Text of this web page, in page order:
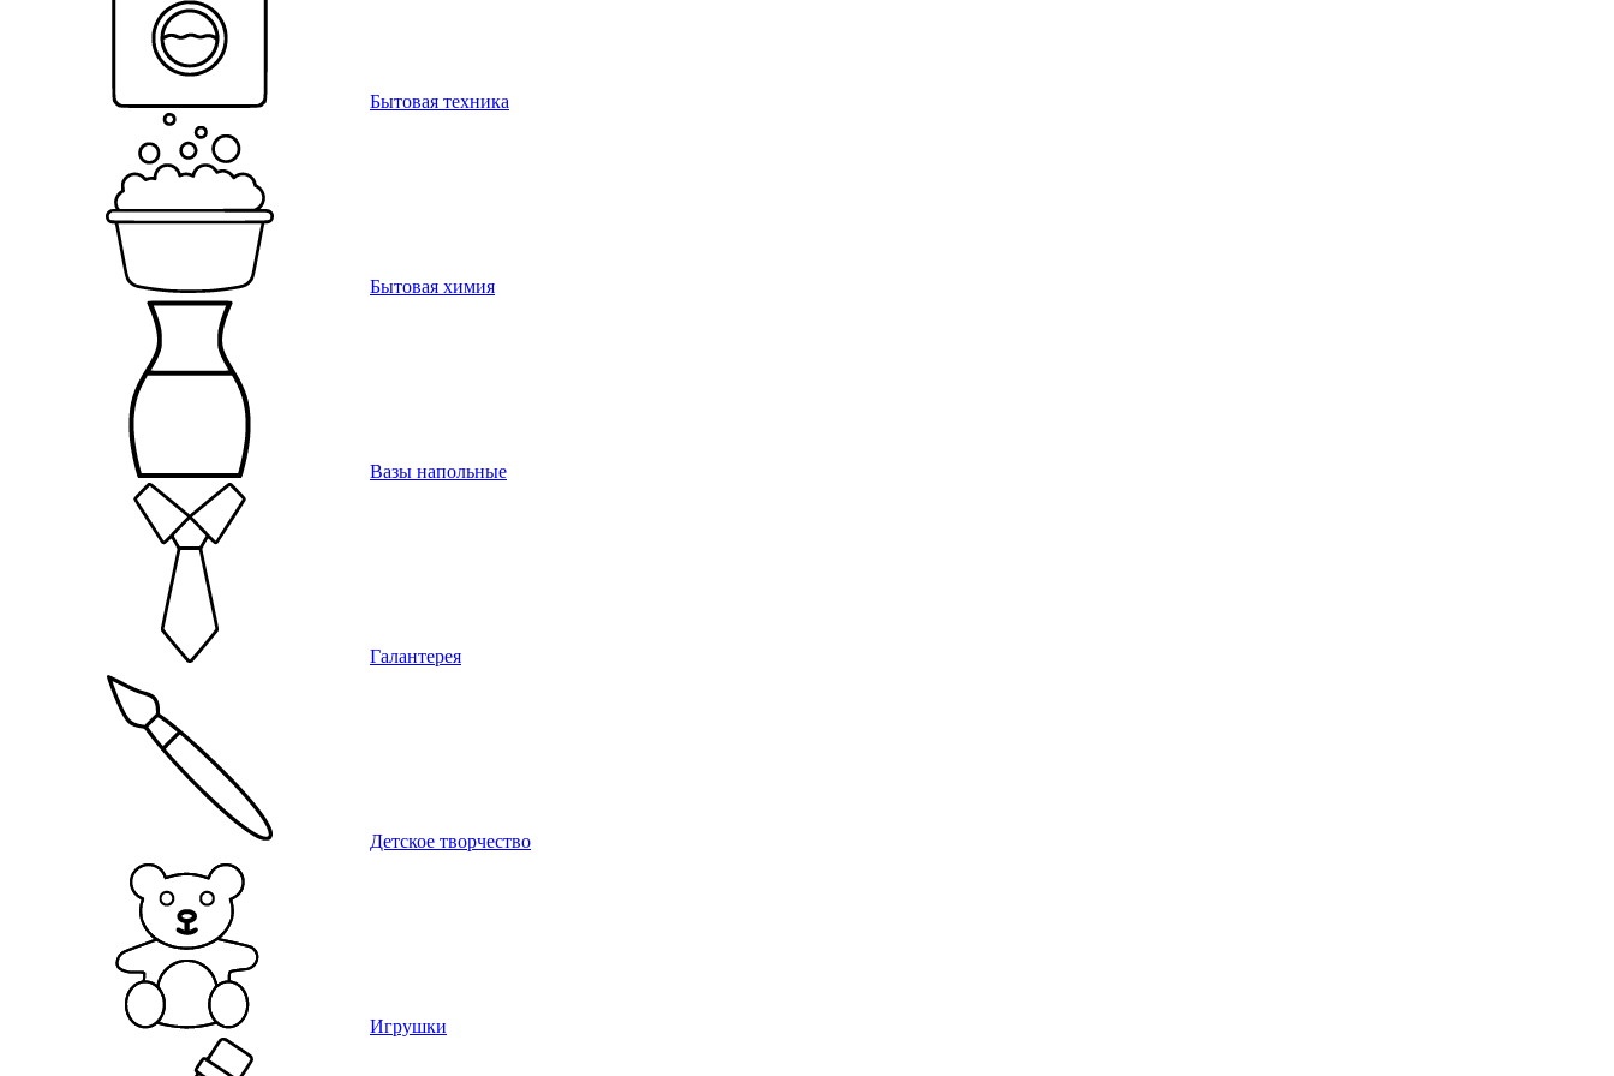
Бытовая техника
Бытовая химия
Вазы напольные
Галантерея
Детское творчество
Игрушки